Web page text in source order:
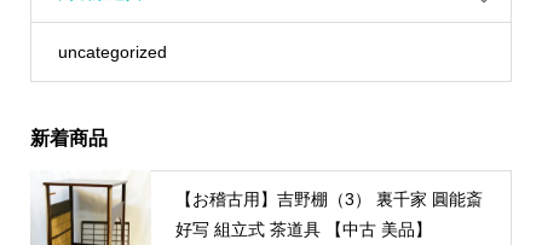
uncategorized
新着商品
【お稽古用】吉野棚（3） 裏千家 圓能斎
好写 組立式 茶道具 【中古 美品】